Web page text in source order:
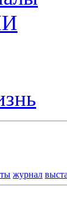
журнал